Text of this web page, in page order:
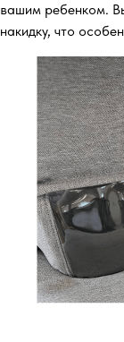
вашим ребенком.
накидку, что